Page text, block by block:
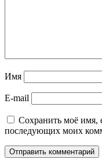
Имя
E-mail
Сохранить моё имя,
последующих моих